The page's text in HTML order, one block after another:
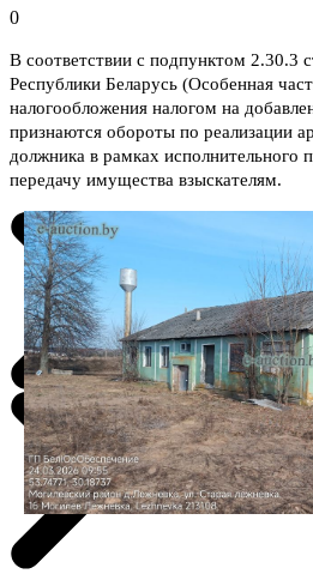
0
В соответствии с подпунктом 2.30.3
Республики Беларусь (Особенная
налогообложения налогом на
признаются обороты по реализации
должника в рамках исполнительного
передачу имущества взыскателям.